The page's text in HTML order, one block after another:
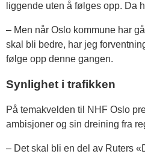
liggende uten å følges opp. Da
– Men når Oslo kommune har
skal bli bedre, har jeg
følge opp denne gangen.
Synlighet i trafikken
På temakvelden til NHF Oslo
ambisjoner og sin dreining fra
– Det skal bli en del av Ruters